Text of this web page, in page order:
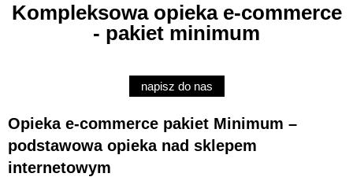
Kompleksowa opieka e-commerce
- pakiet minimum
napisz do nas
Opieka e-commerce pakiet Minimum –
podstawowa opieka nad sklepem
internetowym